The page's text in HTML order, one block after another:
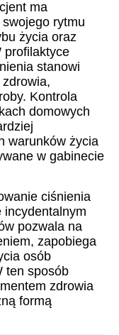
ma
rytmu
życia oraz
profilaktyce
stanowi
Kontrola
domowych
warunków życia
w gabinecie
ciśnienia
incydentalnym
pozwala na
zapobiega
osób
ten sposób
zdrowia
formą